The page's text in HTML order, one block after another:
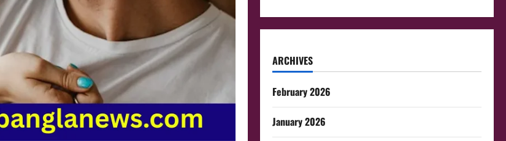
ARCHIVES
February 2026
January 2026